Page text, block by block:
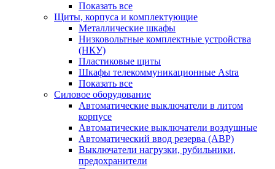
Показать все
Щиты, корпуса и комплектующие
Металлические шкафы
Низковольтные комплектные устройства
(НКУ)
Пластиковые щиты
Шкафы телекоммуникационные Astra
Показать все
Силовое оборудование
Автоматические выключатели в литом
корпусе
Автоматические выключатели воздушные
Автоматический ввод резерва (АВР)
Выключатели нагрузки, рубильники,
предохранители